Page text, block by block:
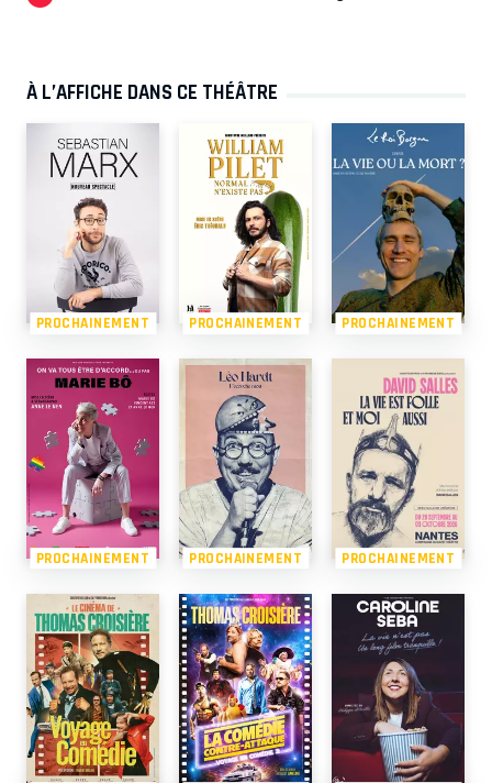
À L’AFFICHE DANS CE THÉÂTRE
PROCHAINEMENT PROCHAINEMENT PROCHAINEMENT
PROCHAINEMENT PROCHAINEMENT PROCHAINEMENT